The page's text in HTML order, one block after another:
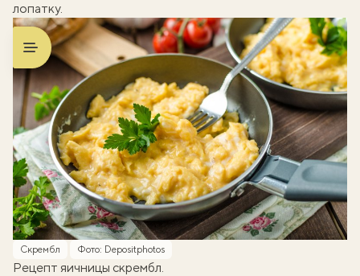
лопатку.
Скрембл Фото: Depositphotos
Рецепт яичницы скрембл.